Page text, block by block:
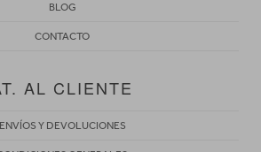
BLOG
CONTACTO
AL CLIENTE
ENVÍOS Y DEVOLUCIONES